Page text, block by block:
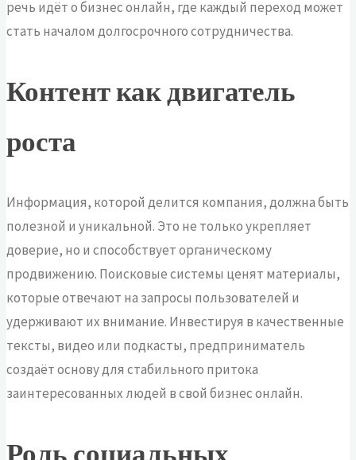
речь идёт о бизнес онлайн, где каждый переход может
стать началом долгосрочного сотрудничества.
Контент как двигатель
роста
Информация, которой делится компания, должна быть
полезной и уникальной. Это не только укрепляет
доверие, но и способствует органическому
продвижению. Поисковые системы ценят материалы,
которые отвечают на запросы пользователей и
удерживают их внимание. Инвестируя в качественные
тексты, видео или подкасты, предприниматель
создаёт основу для стабильного притока
заинтересованных людей в свой бизнес онлайн.